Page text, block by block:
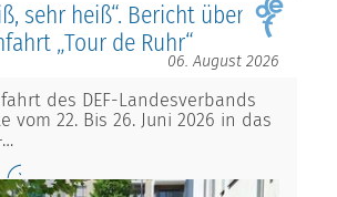
sehr heiß“. Bericht über
„Tour de Ruhr“
06. August 2026
des DEF-Landesverbands
vom 22. Bis 26. Juni 2026 in das